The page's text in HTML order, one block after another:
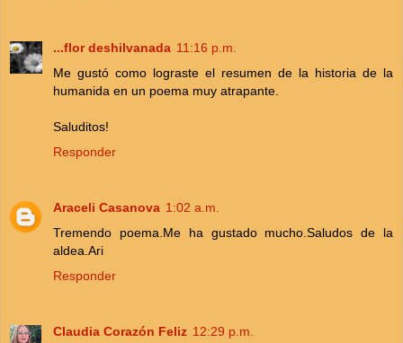
...flor deshilvanada 11:16 p.m.
Me gustó como lograste el resumen de la historia de la
humanida en un poema muy atrapante.
Saluditos!
Responder
Araceli Casanova 1:02 a.m.
Tremendo poema.Me ha gustado mucho.Saludos de la
aldea.Ari
Responder
Claudia Corazón Feliz 12:29 p.m.